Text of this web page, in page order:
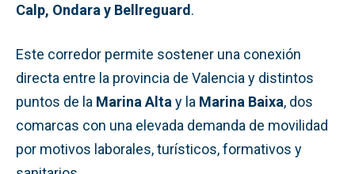
Calp, Ondara y Bellreguard.
Este corredor permite sostener una conexión
directa entre la provincia de Valencia y distintos
puntos de la Marina Alta y la Marina Baixa, dos
comarcas con una elevada demanda de movilidad
por motivos laborales, turísticos, formativos y